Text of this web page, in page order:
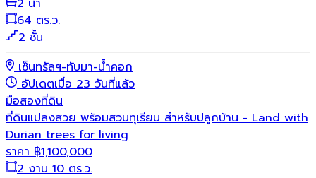
64 ตร.ว.
2 ชั้น
เซ็นทรัลฯ-ทับมา-น้ำคอก
อัปเดตเมื่อ 23 วันที่แล้ว
มือสองที่ดิน
ที่ดินแปลงสวย พร้อมสวนทุเรียน สำหรับปลูกบ้าน - Land with
Durian trees for living
ราคา ฿1,100,000
2 งาน 10 ตร.ว.